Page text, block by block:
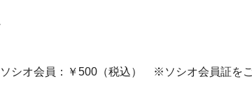
シオ会員：￥500（税込） ※ソシオ会員証をご